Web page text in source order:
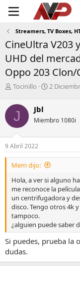
Streamers, TV Boxes,
CineUltra V203
UHD del
Oppo 203
I
i
i
a
d
o
r
d
l
t
e
m
a
Tocinillo
F
a
e
n
i
o
2
J Jbl
Miembro 1080i
9 Abril 2022
Mem dijo:
Hola, a ver si alguno
me reconoce la
un centrifugadora y
disco. Tengo otros 4k
tampoco.
¿alguien puede saber
Si puedes, prueba la
dudas.